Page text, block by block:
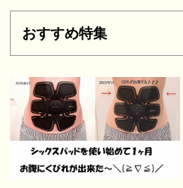
おすすめ特集